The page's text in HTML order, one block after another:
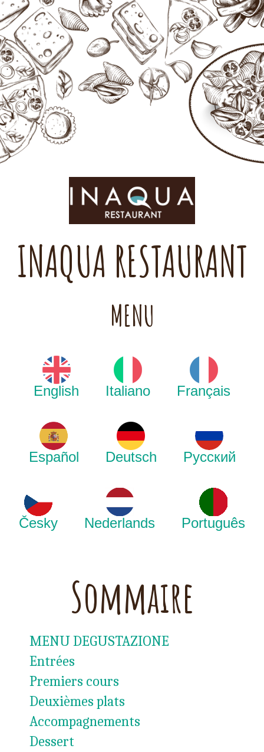
INAQUA RESTAURANT
MENU
English Italiano Français
Español Deutsch Русский
Česky Nederlands Português
Sommaire
MENU DEGUSTAZIONE
Entrées
Premiers cours
Deuxièmes plats
Accompagnements
Dessert